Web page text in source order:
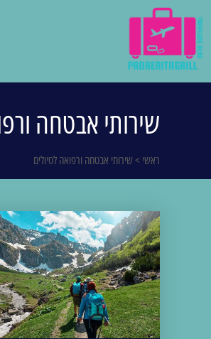
שירותי אבטחה
ראשי >שירותי אבטחה ורפואה לטיולים